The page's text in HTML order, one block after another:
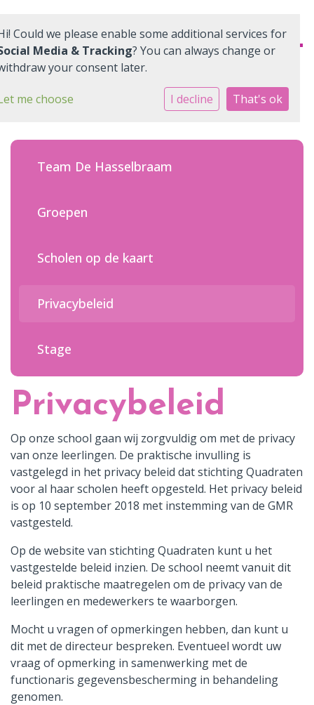
Home
Onze school
Ons onderwijs
Quadraten
Aanmelden
Team De Hasselbraam
Groepen
Scholen op de kaart
Privacybeleid
Stage
Privacybeleid
Op onze school gaan wij zorgvuldig om met de privacy
van onze leerlingen. De praktische invulling is
vastgelegd in het privacy beleid dat stichting Quadraten
voor al haar scholen heeft opgesteld. Het privacy beleid
is op 10 september 2018 met instemming van de GMR
vastgesteld.
Op de website van stichting Quadraten kunt u het
vastgestelde beleid inzien. De school neemt vanuit dit
beleid praktische maatregelen om de privacy van de
leerlingen en medewerkers te waarborgen.
Mocht u vragen of opmerkingen hebben, dan kunt u
dit met de directeur bespreken. Eventueel wordt uw
vraag of opmerking in samenwerking met de
functionaris gegevensbescherming in behandeling
genomen.
Could we please enable some additional services for
Media & Tracking? You can always change or
your consent later.
me choose I decline That's ok